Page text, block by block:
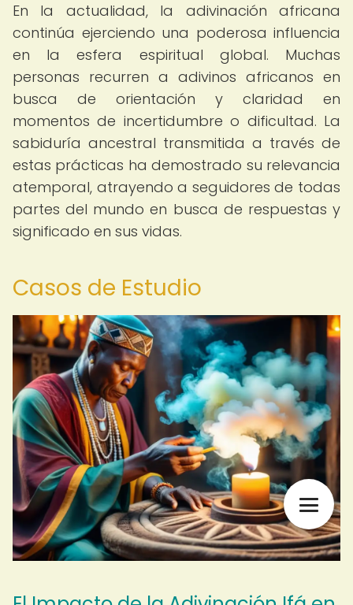
En la actualidad, la adivinación africana
continúa ejerciendo una poderosa influencia
en la esfera espiritual global. Muchas
personas recurren a adivinos africanos en
busca de orientación y claridad en
momentos de incertidumbre o dificultad. La
sabiduría ancestral transmitida a través de
estas prácticas ha demostrado su relevancia
atemporal, atrayendo a seguidores de todas
partes del mundo en busca de respuestas y
significado en sus vidas.
Casos de Estudio